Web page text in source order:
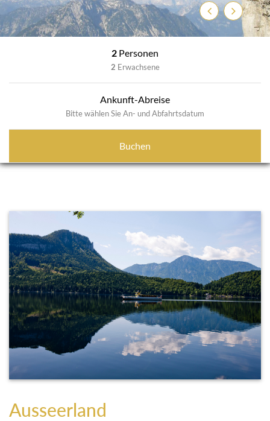
ZurückWeiter
2 Personen
2 Erwachsene
Ankunft-Abreise
Bitte wählen Sie An- und Abfahrtsdatum
Buchen
Ausseerland